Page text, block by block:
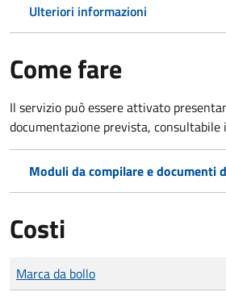
Ulteriori informazioni
Come fare
Il servizio può essere attivato
documentazione prevista, consultabile
Moduli da compilare e documenti
Costi
Tipo di pagamento
Importo
Marca da bollo